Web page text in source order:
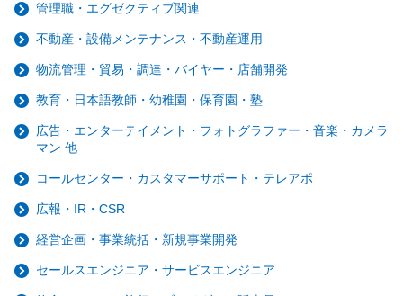
管理職・エグゼクティブ関連
不動産・設備メンテナンス・不動産運用
物流管理・貿易・調達・バイヤー・店舗開発
教育・日本語教師・幼稚園・保育園・塾
広告・エンターテイメント・フォトグラファー・音楽・カメラ
マン 他
コールセンター・カスタマーサポート・テレアポ
広報・IR・CSR
経営企画・事業統括・新規事業開発
セールスエンジニア・サービスエンジニア